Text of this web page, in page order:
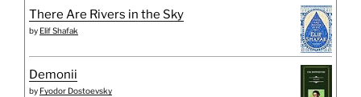
There Are Rivers in the Sky
by Elif Shafak
Demonii
by Fyodor Dostoevsky